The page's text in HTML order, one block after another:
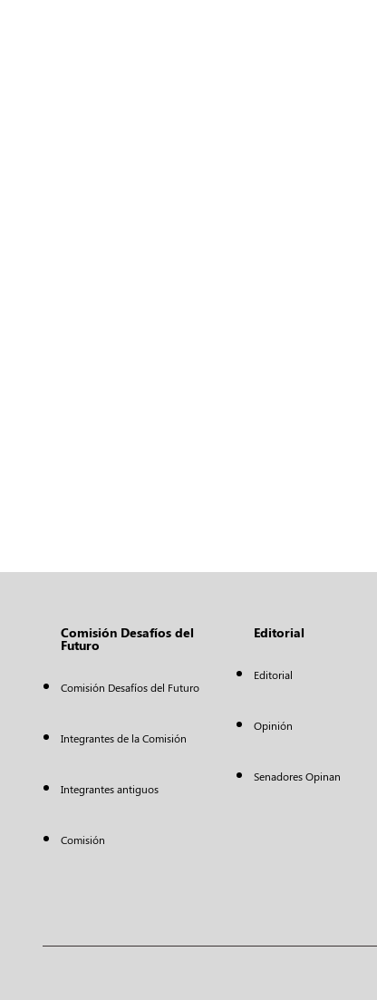
Comisión Desafíos del
Futuro
Comisión Desafíos del Futuro
Integrantes de la Comisión
Integrantes antiguos
Comisión
Editorial
Editorial
Opinión
Senadores Opinan